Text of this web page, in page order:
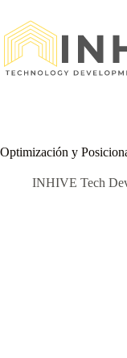
contenido
Optimización y
INHIVE Tech